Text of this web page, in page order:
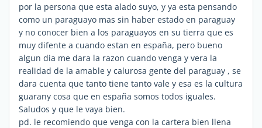
por la persona que esta alado suyo, y ya esta pensando
como un paraguayo mas sin haber estado en paraguay
y no conocer bien a los paraguayos en su tierra que es
muy difente a cuando estan en españa, pero bueno
algun dia me dara la razon cuando venga y vera la
realidad de la amable y calurosa gente del paraguay , se
dara cuenta que tanto tiene tanto vale y esa es la cultura
guarany cosa que en españa somos todos iguales.
Saludos y que le vaya bien.
pd. le recomiendo que venga con la cartera bien llena